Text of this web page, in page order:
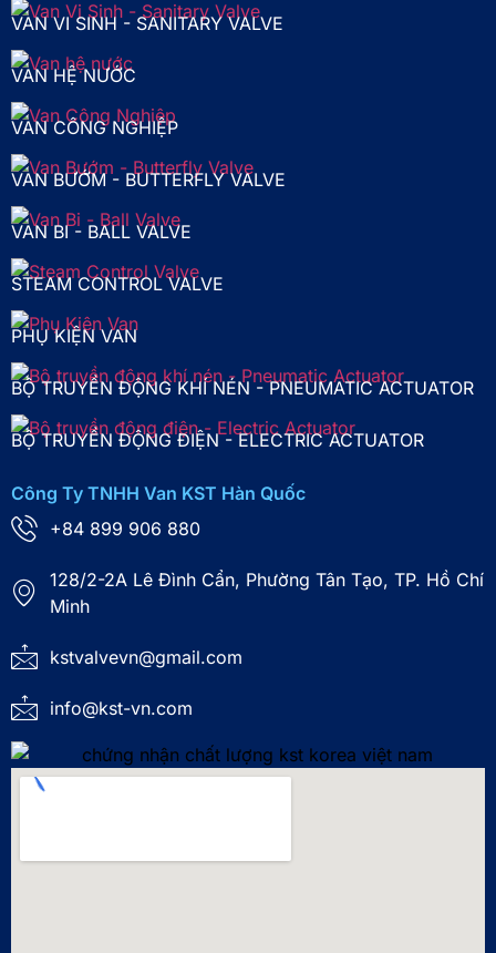
VAN VI SINH - SANITARY VALVE
VAN HỆ NƯỚC
VAN CÔNG NGHIỆP
VAN BƯỚM - BUTTERFLY VALVE
VAN BI - BALL VALVE
STEAM CONTROL VALVE
PHỤ KIỆN VAN
BỘ TRUYỀN ĐỘNG KHÍ NÉN - PNEUMATIC ACTUATOR
BỘ TRUYỀN ĐỘNG ĐIỆN - ELECTRIC ACTUATOR
Công Ty TNHH Van KST Hàn Quốc
+84 899 906 880
128/2-2A Lê Đình Cẩn, Phường Tân Tạo, TP. Hồ Chí
Minh
kstvalvevn@gmail.com
info@kst-vn.com